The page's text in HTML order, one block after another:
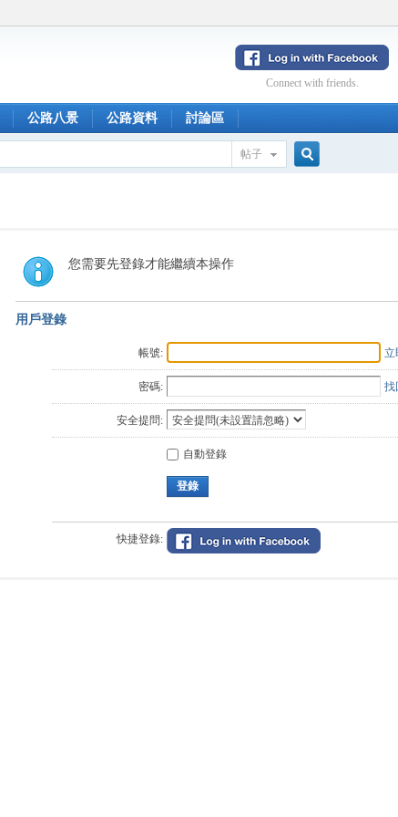
Connect with friends.
公路八景 公路資料 討論區
帖子
您需要先登錄才能繼續本操作
用戶登錄
帳號: 立
密碼: 找
安全提問:
自動登錄
登錄
快捷登錄: